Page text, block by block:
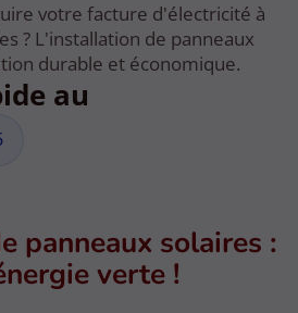
votre facture d'électricité à
? L'installation de panneaux
durable et économique.
au
panneaux solaires :
verte !